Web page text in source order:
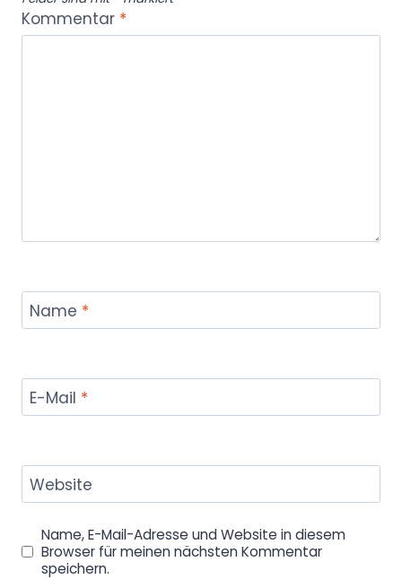
Kommentar *
Name *
E-Mail *
Website
Name, E-Mail-Adresse und Website in diesem
Browser für meinen nächsten Kommentar
speichern.